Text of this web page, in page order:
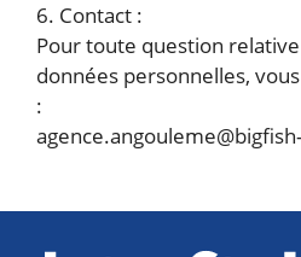
6. Contact :
Pour toute question
données personnelles,
: